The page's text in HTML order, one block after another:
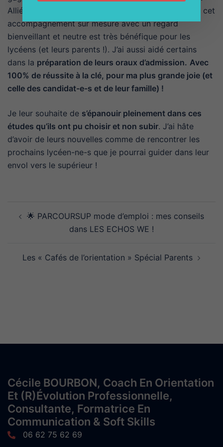
Allié à une solide expertise des études supérieures, cet
accompagnement sur mesure avec un regard
bienveillant et neutre est très bénéfique pour les
lycéens (et leurs parents !). J’ai aussi aidé certains
dans la préparation de leurs oraux d’admission. Avec
100% de réussite à la clé, pour ma plus grande joie (et
celle des candidat-e-s et de leur famille) !
Je leur souhaite de s’épanouir pleinement dans ces
études qu’ils ont pu choisir et non subir. J’ai hâte
d’avoir de leurs nouvelles comme de rencontrer les
prochains lycéen-ne-s que je pourrai guider dans leur
envol vers le supérieur !
d’article
🌟 PARCOURSUP mode d’emploi : mes conseils
dans LES ECHOS WE !
Les « Cafés de l’orientation » Spécial Parents
Cécile BOURBON, Coach En Orientation
Et (r)évolution Professionnelle,
Consultante, Formatrice En
Communication & Soft Skills
06 62 75 62 69